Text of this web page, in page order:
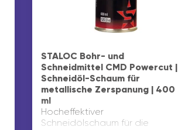
STALOC Bohr- und
Schneidmittel CMD Powercut |
Schneidöl-Schaum für
metallische Zerspanung | 400
ml
Hocheffektiver
Schneidölschaum für die